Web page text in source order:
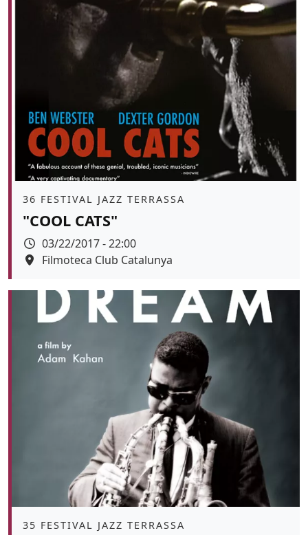
Àmbit
36 FESTIVAL JAZZ TERRASSA
"COOL CATS"
Data
03/22/2017 - 22:00
Espai
Filmoteca Club Catalunya
Àmbit
35 FESTIVAL JAZZ TERRASSA